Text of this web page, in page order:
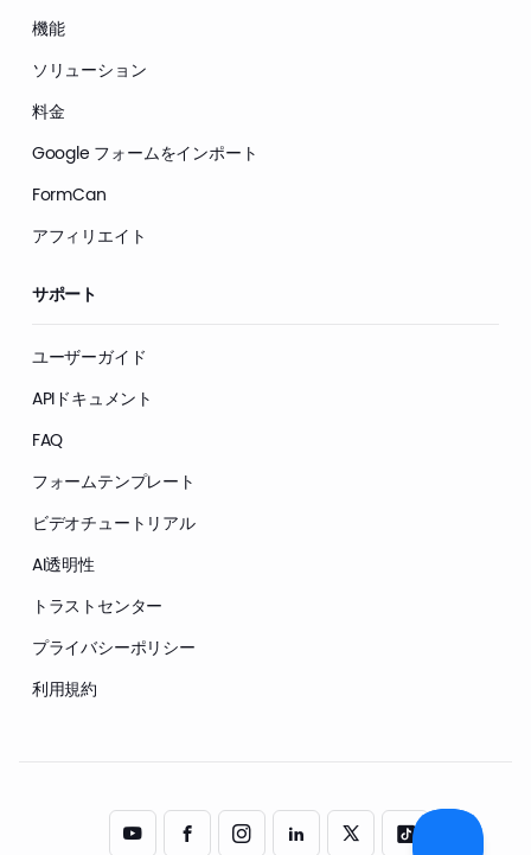
機能
ソリューション
料金
Google フォームをインポート
FormCan
アフィリエイト
サポート
ユーザーガイド
APIドキュメント
FAQ
フォームテンプレート
ビデオチュートリアル
AI透明性
トラストセンター
プライバシーポリシー
利用規約